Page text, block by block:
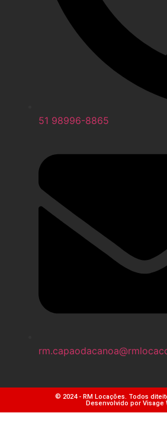
51 98996-8865
© 2024 - RM Locações. Todos
Desenvolvido por Visage